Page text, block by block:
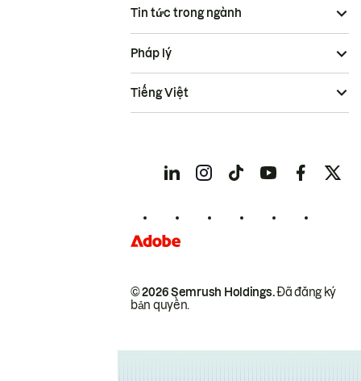
Tin tức trong ngành
© 2026 Semrush Holdings.Đã đăng ký
bản quyền.
Pháp lý
Tiếng Việt